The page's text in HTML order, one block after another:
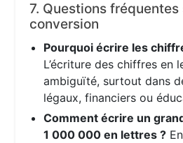
7. Questions fréquentes
conversion
Pourquoi écrire les
L’écriture des chiffres en
ambiguïté, surtout dans
légaux, financiers ou
Comment écrire un
1 000 000 en lettres ?